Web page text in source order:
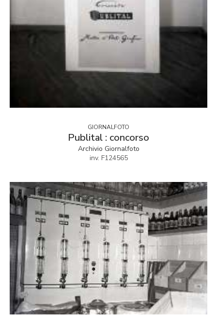
GIORNALFOTO
Publital : concorso
Archivio Giornalfoto
inv. F124565